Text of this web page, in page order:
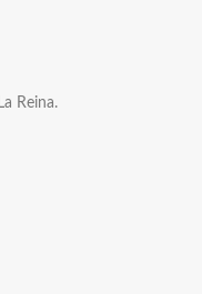
Reina.